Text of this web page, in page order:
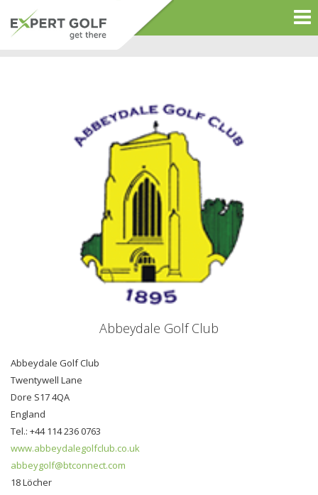
Abbeydale Golf Club
Abbeydale Golf Club
Twentywell Lane
Dore S17 4QA
England
Tel.: +44 114 236 0763
www.abbeydalegolfclub.co.uk
abbeygolf@btconnect.com
18 Löcher